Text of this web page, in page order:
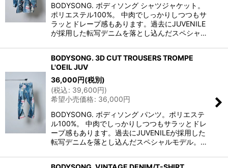
BODYSONG. ボディソング シャツジャケット。
ポリエステル100%。 中肉でしっかりしつつもサ
ラッとドレープ感もあります。過去にJUVENILE
が採用した転写デニムを落とし込んだスペシャ…
BODYSONG. 3D CUT TROUSERS TROMPE
L'OEIL JUV
36,000円(税別)
(税込: 39,600円)
希望小売価格: 36,000円
BODYSONG. ボディソング パンツ。ポリエステ
ル100%。 中肉でしっかりしつつもサラッとドレ
ープ感もあります。過去にJUVENILEが採用した
転写デニムを落とし込んだスペシャルモデル。…